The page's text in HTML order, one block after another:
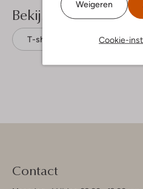
Weigeren
Cookie-
Bekijk meer
T-shirts Josh V
Contact